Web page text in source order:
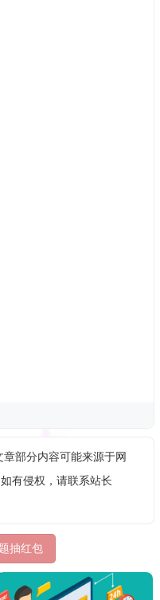
部分内容可能来源于网
有侵权，请联系站长
抽红包